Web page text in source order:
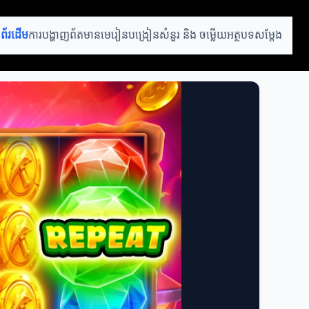
រដើមការបង្ហាញព័តមានមេរៀនបង្រៀនសំនួរ និង ចម្លើយអត្ថបទសម្តែង